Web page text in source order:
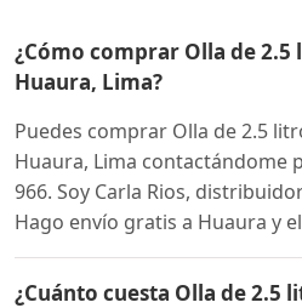
¿Cómo comprar Olla de 2.5
Huaura, Lima?
Puedes comprar Olla de 2.5
Huaura, Lima contactándome
966. Soy Carla Rios,
Hago envío gratis a Huaura y
¿Cuánto cuesta Olla de 2.5